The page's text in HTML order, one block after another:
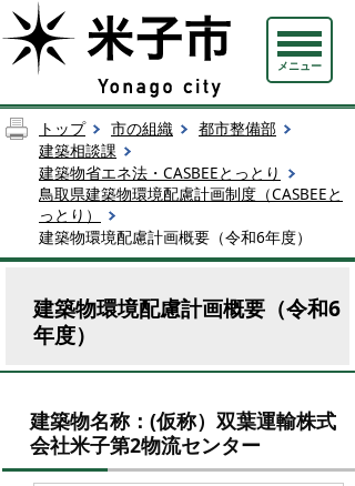
メニュー
トップ 市の組織
都市整備部
建築相談課
建築物省エネ法・CASBEEとっとり
鳥取県建築物環境配慮計画制度（CASBEEと
っとり）
建築物環境配慮計画概要（令和6年度）
建築物環境配慮計画概要（令和6
年度）
建築物名称：(仮称）双葉運輸株式
会社米子第2物流センター